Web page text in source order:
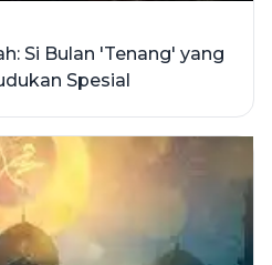
Si Bulan 'Tenang' yang
Spesial